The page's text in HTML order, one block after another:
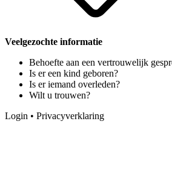
Veelgezochte informatie
Behoefte aan een vertrouwelijk
Is er een kind geboren?
Is er iemand overleden?
Wilt u trouwen?
Login • Privacyverklaring